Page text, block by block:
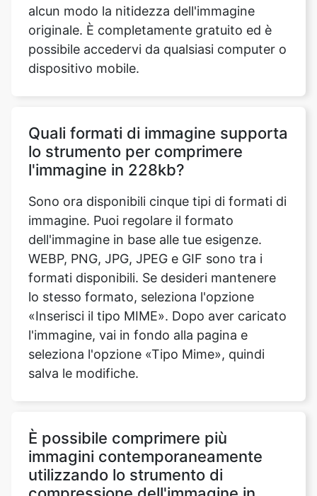
dispositivo mobile.
Quali formati di immagine supporta
Sono ora disponibili cinque tipi di formati di
immagine. Puoi regolare il formato
dell'immagine in base alle tue esigenze.
WEBP, PNG, JPG, JPEG e GIF sono tra i
formati disponibili. Se desideri mantenere
lo stesso formato, seleziona l'opzione
«Inserisci il tipo MIME». Dopo aver caricato
l'immagine, vai in fondo alla pagina e
seleziona l'opzione «Tipo Mime», quindi
salva le modifiche.
È possibile comprimere più
compressione dell'immagine in
228kb?
Sì, puoi comprimere immagini in bianco e